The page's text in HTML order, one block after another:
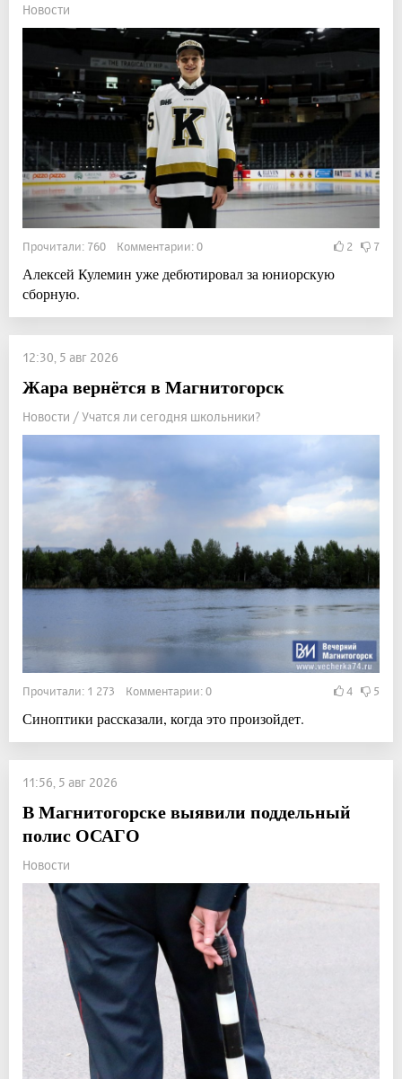
Новости
Прочитали: 760 Комментарии: 0 2 7
Алексей Кулемин уже дебютировал за юниорскую
сборную.
12:30, 5 авг 2026
Жара вернётся в Магнитогорск
Новости / Учатся ли сегодня школьники?
Прочитали: 1 273 Комментарии: 0 4 5
Синоптики рассказали, когда это произойдет.
11:56, 5 авг 2026
В Магнитогорске выявили поддельный
полис ОСАГО
Новости